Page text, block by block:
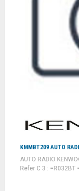
KMMBT209 AUTO
AUTO RADIO
Refer C 3 : =R032BT